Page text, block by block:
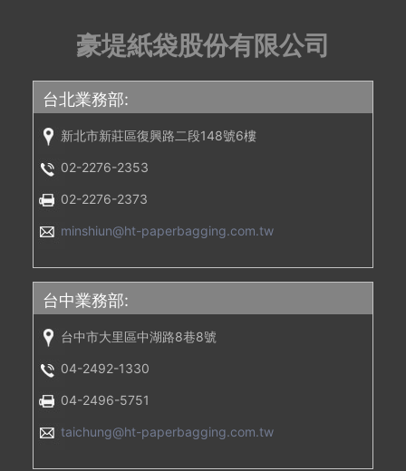
豪堤紙袋股份有限公司
台北業務部:
新北市新莊區復興路二段148號6樓
02-2276-2353
02-2276-2373
minshiun@ht-paperbagging.com.tw
台中業務部:
台中市大里區中湖路8巷8號
04-2492-1330
04-2496-5751
taichung@ht-paperbagging.com.tw